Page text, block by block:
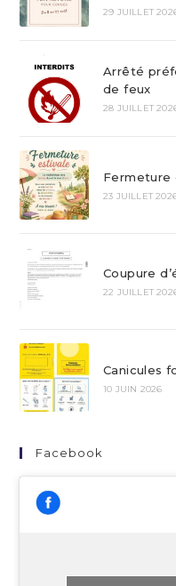
29 JUILLET
Arrêté
de feux
28 JUILLET
Fermeture
23 JUILLET
Coupure
22 JUILLET
Canicules
10 JUIN 2026
Facebook